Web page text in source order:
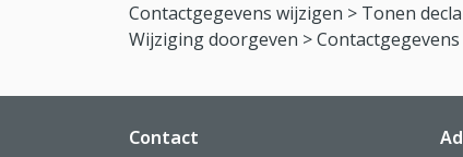
Contactgegevens wijzigen > Tonen
Wijziging doorgeven >
Website footer
Contact